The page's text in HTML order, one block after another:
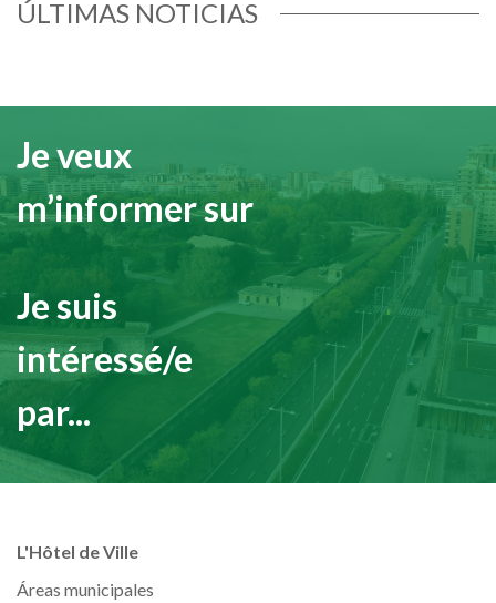
ÚLTIMAS NOTICIAS
Je veux
m’informer sur
Je suis
intéressé/e
par...
L'Hôtel de Ville
Áreas municipales